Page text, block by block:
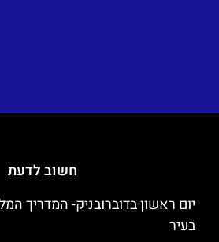
חשוב לדעת
יום ראשון בדוברובניק- המדריך
בעיר